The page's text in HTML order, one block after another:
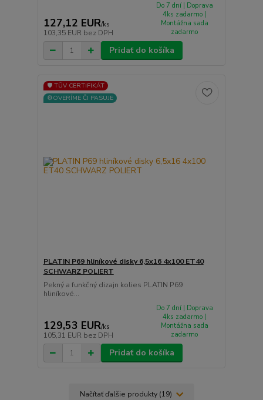
127,12 EUR/ks
103,35 EUR bez DPH
Do 7 dní | Doprava
4ks zadarmo |
Montážna sada
zadarmo
Pridať do košíka
🛡️ TÜV CERTIFIKÁT
⚙️OVERÍME ČI PASUJE
PLATIN P69 hliníkové disky 6,5x16 4x100 ET40
SCHWARZ POLIERT
Pekný a funkčný dizajn kolies PLATIN P69
hliníkové...
129,53 EUR/ks
105,31 EUR bez DPH
Do 7 dní | Doprava
4ks zadarmo |
Montážna sada
zadarmo
Pridať do košíka
Načítať ďalšie produkty (19)